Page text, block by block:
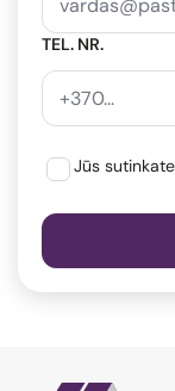
TEL. NR.
Jūs